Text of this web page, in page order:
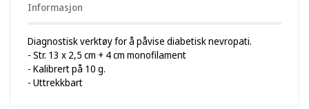
Informasjon
Diagnostisk verktøy for å påvise diabetisk nevropati.
- Str. 13 x 2,5 cm + 4 cm monofilament
- Kalibrert på 10 g.
- Uttrekkbart